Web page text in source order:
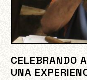
CELEBRANDO
UNA